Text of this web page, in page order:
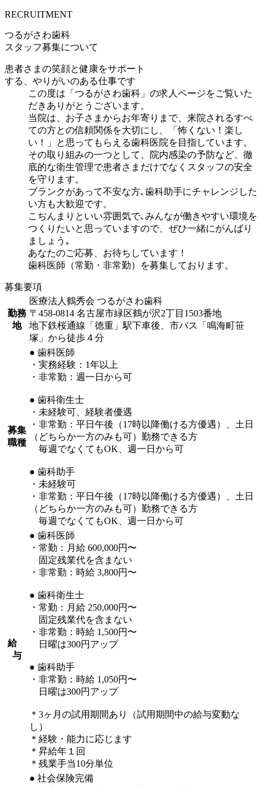
RECRUITMENT
つるがさわ歯科
スタッフ募集について
患者さまの笑顔と健康をサポート
する、やりがいのある仕事です
この度は「つるがさわ歯科」の求人ページをご覧いた
だきありがとうございます。
当院は、お子さまからお年寄りまで、来院されるすべ
ての方との信頼関係を大切にし、「怖くない！楽し
い！」と思ってもらえる歯科医院を目指しています。
その取り組みの一つとして、院内感染の予防など、徹
底的な衛生管理で患者さまだけでなくスタッフの安全
を守ります。
ブランクがあって不安な方､歯科助手にチャレンジした
い方も大歓迎です。
こぢんまりといい雰囲気で､みんなが働きやすい環境を
つくりたいと思っていますので、ぜひ一緒にがんばり
ましょう｡
あなたのご応募、お待ちしています！
歯科医師（常勤・非常勤）を募集しております。
募集要項
勤務
地
医療法人鶴秀会 つるがさわ歯科
〒458-0814 名古屋市緑区鶴が沢2丁目1503番地
地下鉄桜通線「徳重」駅下車後、市バス「鳴海町笹
塚」から徒歩４分
募集
職種
● 歯科医師
・実務経験：1年以上
・非常勤：週一日から可
● 歯科衛生士
・未経験可、経験者優遇
・非常勤：平日午後（17時以降働ける方優遇）、土日
（どちらか一方のみも可）勤務できる方
毎週でなくてもOK、週一日から可
● 歯科助手
・未経験可
・非常勤：平日午後（17時以降働ける方優遇）、土日
（どちらか一方のみも可）勤務できる方
毎週でなくてもOK、週一日から可
給
与
● 歯科医師
・常勤：月給 600,000円〜
固定残業代を含まない
・非常勤：時給 3,800円〜
● 歯科衛生士
・常勤：月給 250,000円〜
固定残業代を含まない
・非常勤：時給 1,500円〜
日曜は300円アップ
● 歯科助手
・非常勤：時給 1,050円〜
日曜は300円アップ
＊3ヶ月の試用期間あり（試用期間中の給与変動な
し）
＊経験・能力に応じます
＊昇給年１回
＊残業手当10分単位
● 社会保険完備